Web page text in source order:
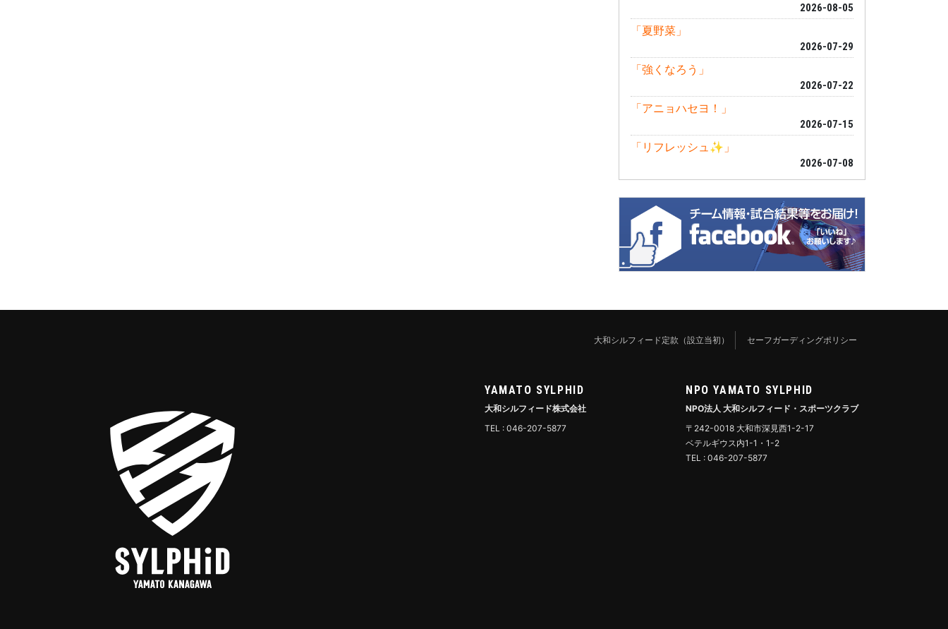
2026-08-05
「夏野菜」
2026-07-29
「強くなろう」
2026-07-22
「アニョハセヨ！」
2026-07-15
「リフレッシュ✨」
2026-07-08
大和シルフィード定款（設立当初） セーフガーディングポリシー
YAMATO SYLPHID
大和シルフィード株式会社
TEL : 046-207-5877
NPO YAMATO SYLPHID
NPO法人 大和シルフィード・スポーツクラブ
〒242-0018 大和市深見西1-2-17
ベテルギウス内1-1・1-2
TEL : 046-207-5877